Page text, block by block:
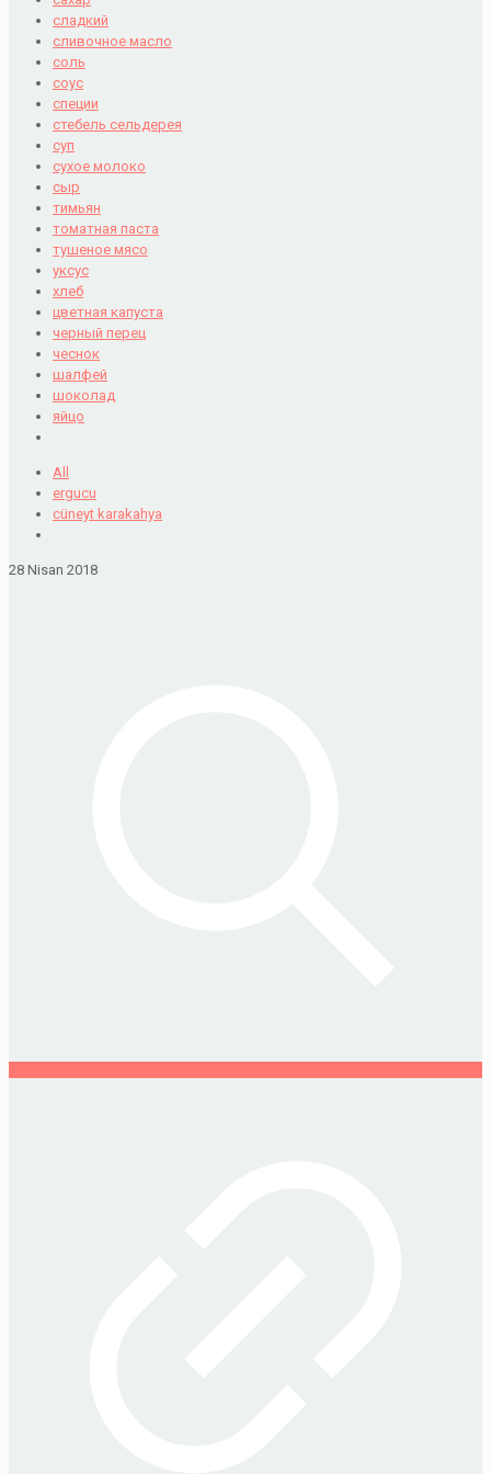
сладкий
сливочное масло
соль
соус
специи
стебель сельдерея
суп
сухое молоко
сыр
тимьян
томатная паста
тушеное мясо
уксус
хлеб
цветная капуста
черный перец
чеснок
шалфей
шоколад
яйцо
All
ergucu
cüneyt karakahya
28 Nisan 2018